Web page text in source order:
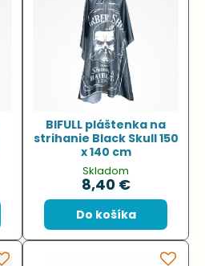
BIFULL pláštenka na
strihanie Black Skull 150
x 140 cm
Skladom
8,40 €
Do košíka